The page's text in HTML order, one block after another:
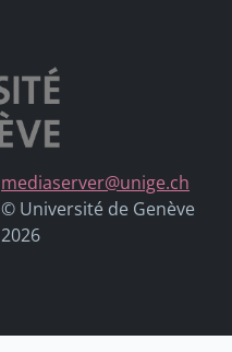
mediaserver@unige.ch
© Université de Genève
2026